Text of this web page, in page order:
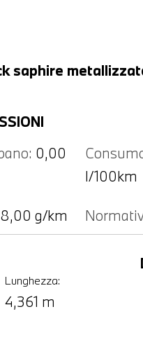
saphire
0,00
l/100km
g/km
Lunghezza:
4,361 m